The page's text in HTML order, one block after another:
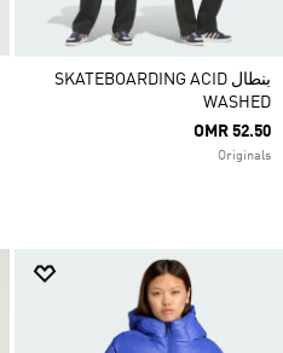
بنطال SKATEBOARDING ACID
WASHED
OMR 52.50
Originals